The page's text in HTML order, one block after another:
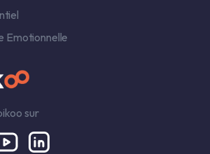
Emotionnelle
sur